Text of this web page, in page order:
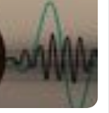
پیشرو
،
لوازم
مصرفی
جراحی